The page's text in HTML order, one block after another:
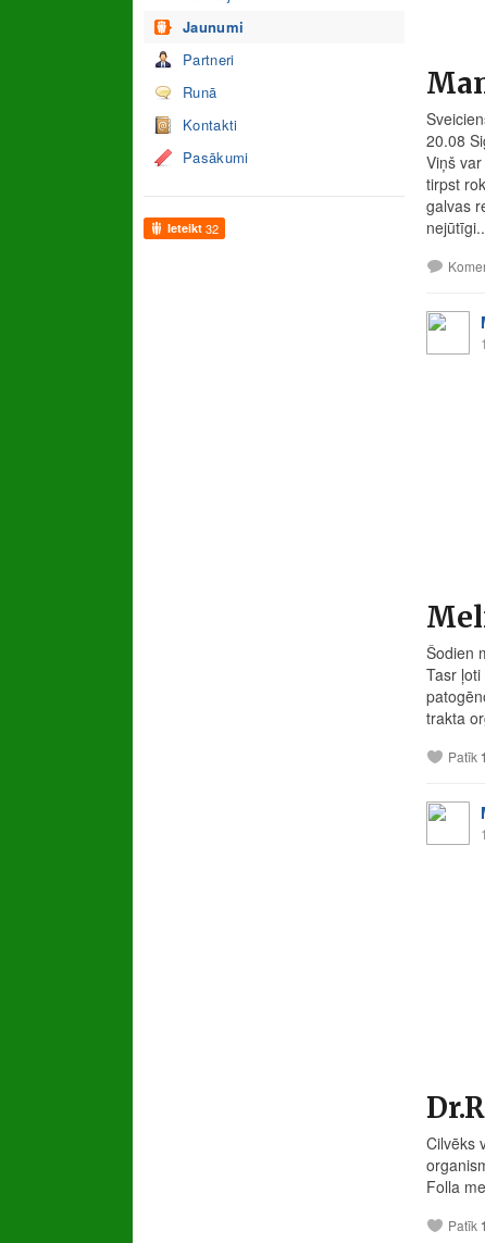
Jaunumi
Partneri
Runā
Kontakti
Pasākumi
Ieteikt 32
20.08
Viņš
tirpst
galvas
Šodien
Tasr
trakta
Patīk1
Cilvēks
Folla
Patīk1